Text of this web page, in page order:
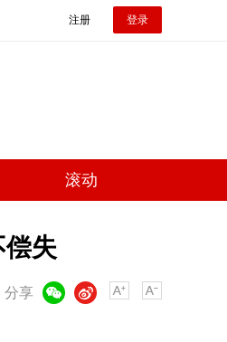
注册 登录
滚动
偿失
分享